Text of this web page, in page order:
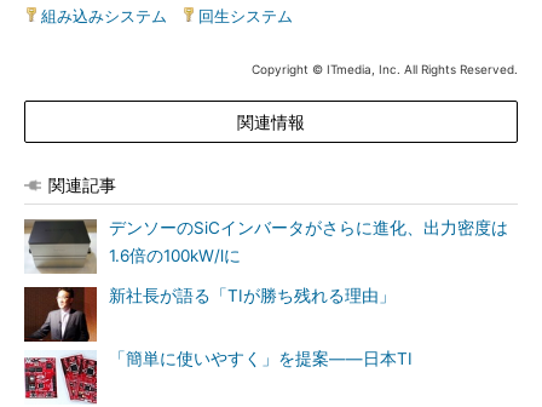
組み込みシステム
回生システム
Copyright © ITmedia, Inc. All Rights Reserved.
関連情報
関連記事
デンソーのSiCインバータがさらに進化、出力密度は
1.6倍の100kW/lに
新社長が語る「TIが勝ち残れる理由」
「簡単に使いやすく」を提案――日本TI